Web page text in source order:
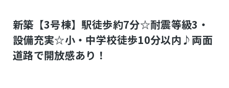
新築【3号棟】駅徒歩約7分☆耐震等級3・
設備充実☆小・中学校徒歩10分以内♪両面
道路で開放感あり！